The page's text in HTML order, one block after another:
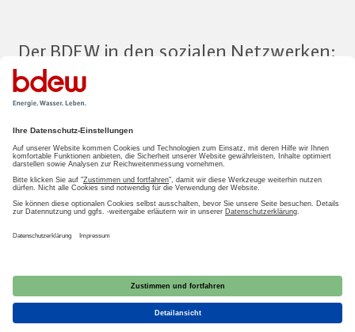
Der BDEW in den sozialen Netzwerken:
Zum Mitgliederbereich
LOGIN
2026 BDEW
Impressum|Datenschutz